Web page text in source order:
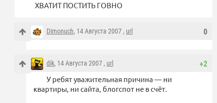
ХВАТИТ ПОСТИТЬ ГОВНО
0
Dimonuch, 14 Августа 2007 , url
+2
dik, 14 Августа 2007 , url
У ребят уважительная причина — ни
квартиры, ни сайта, блогспот не в счёт.